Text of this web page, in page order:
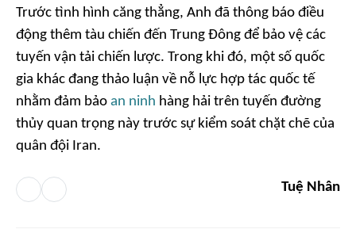
Trước tình hình căng thẳng, Anh đã thông báo điều
động thêm tàu chiến đến Trung Đông để bảo vệ các
tuyến vận tải chiến lược. Trong khi đó, một số quốc
gia khác đang thảo luận về nỗ lực hợp tác quốc tế
nhằm đảm bảo an ninh hàng hải trên tuyến đường
thủy quan trọng này trước sự kiểm soát chặt chẽ của
quân đội Iran.
Tuệ Nhân